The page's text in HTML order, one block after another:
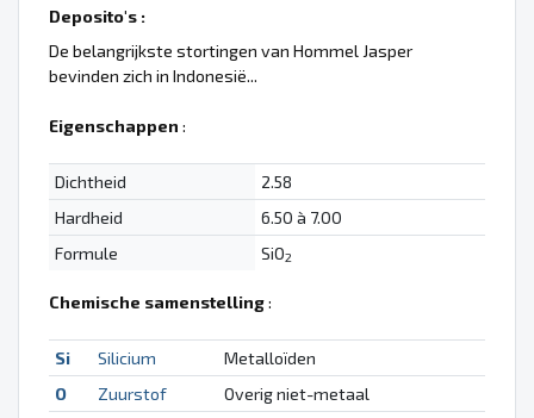
Deposito's :
De belangrijkste stortingen van Hommel Jasper
bevinden zich in Indonesië...
Eigenschappen :
Dichtheid
2.58
Hardheid
6.50 à 7.00
Formule
SiO2
Chemische samenstelling:
Si Silicium
Metalloïden
O
Zuurstof Overig niet-metaal